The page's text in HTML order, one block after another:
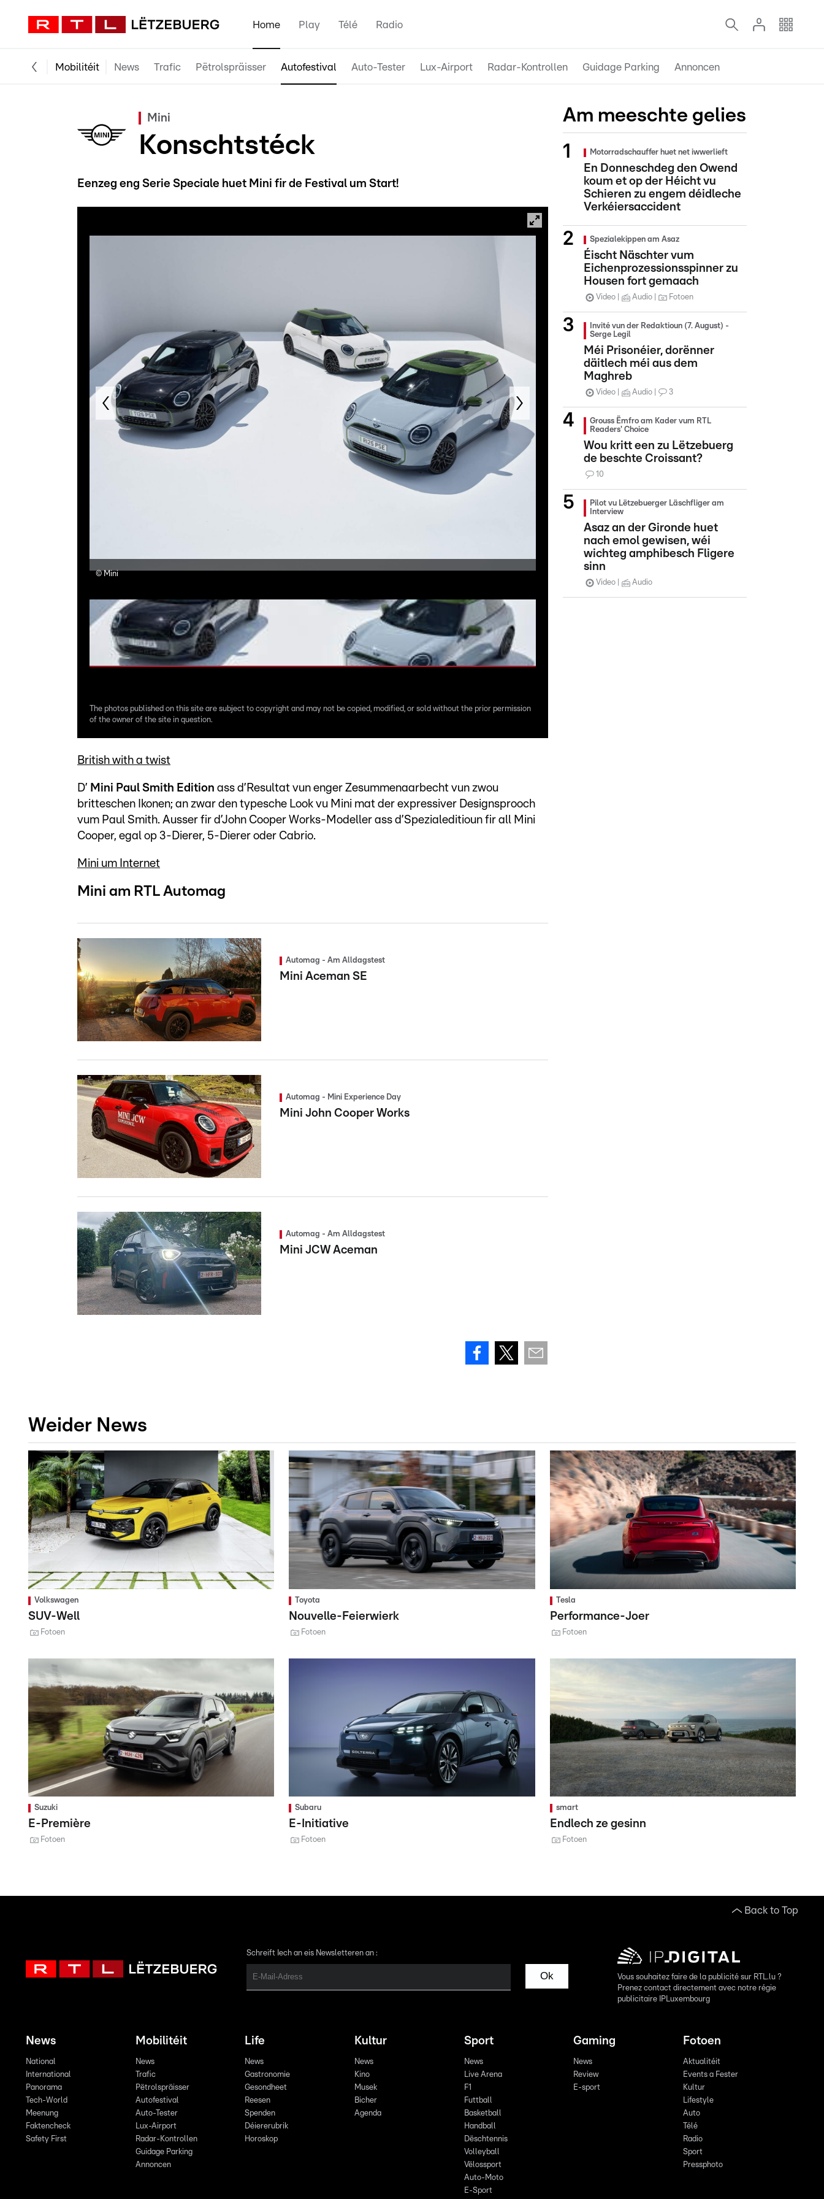
Home Play Télé Radio
Mobilitéit News Trafic Pëtrolspräisser Autofestival Auto-Tester Lux-Airport Radar-Kontrollen Guidage Parking Annoncen
Mini
Konschtstéck
Eenzeg eng Serie Speciale huet Mini fir de Festival um Start!
© Mini
The photos published on this site are subject to copyright and may not be copied, modified, or sold without the prior permission
of the owner of the site in question.
British with a twist
D’ Mini Paul Smith Edition ass d’Resultat vun enger Zesummenaarbecht vun zwou
britteschen Ikonen; an zwar den typesche Look vu Mini mat der expressiver Designsprooch
vum Paul Smith. Ausser fir d’John Cooper Works-Modeller ass d’Spezialeditioun fir all Mini
Cooper, egal op 3-Dierer, 5-Dierer oder Cabrio.
Mini um Internet
Mini am RTL Automag
Automag - Am Alldagstest
Mini Aceman SE
Automag - Mini Experience Day
Mini John Cooper Works
Automag - Am Alldagstest
Mini JCW Aceman
Am meeschte gelies
Motorradschauffer huet net iwwerlieft
En Donneschdeg den Owend
koum et op der Héicht vu
Schieren zu engem déidleche
Verkéiersaccident
Spezialekippen am Asaz
Éischt Näschter vum
Eichenprozessionsspinner zu
Housen fort gemaach
Video Audio Fotoen
Invité vun der Redaktioun (7. August) -
Serge Legil
Méi Prisonéier, dorënner
däitlech méi aus dem
Maghreb
Video Audio 3
Grouss Ëmfro am Kader vum RTL
Readers' Choice
Wou kritt een zu Lëtzebuerg
de beschte Croissant?
10
Pilot vu Lëtzebuerger Läschfliger am
Interview
Asaz an der Gironde huet
nach emol gewisen, wéi
wichteg amphibesch Fligere
sinn
Video Audio
Weider News
Volkswagen
SUV-Well
Fotoen
Toyota
Nouvelle-Feierwierk
Fotoen
Tesla
Performance-Joer
Fotoen
Suzuki
E-Première
Fotoen
Subaru
E-Initiative
Fotoen
smart
Endlech ze gesinn
Fotoen
Back to Top
Schreift Iech an eis Newsletteren an :
Ok
Vous souhaitez faire de la publicité sur RTL.lu ?
Prenez contact directement avec notre régie
publicitaire IPLuxembourg
News
National
International
Panorama
Tech-World
Meenung
Faktencheck
Safety First
Mobilitéit
News
Trafic
Pëtrolspräisser
Autofestival
Auto-Tester
Lux-Airport
Radar-Kontrollen
Guidage Parking
Annoncen
Life
News
Gastronomie
Gesondheet
Reesen
Spenden
Déiererubrik
Horoskop
Kultur
News
Kino
Musek
Bicher
Agenda
Sport
News
Live Arena
F1
Futtball
Basketball
Handball
Dëschtennis
Volleyball
Vëlossport
Auto-Moto
E-Sport
Gaming
News
Review
E-sport
Fotoen
Aktualitéit
Events a Fester
Kultur
Lifestyle
Auto
Télé
Radio
Sport
Pressphoto